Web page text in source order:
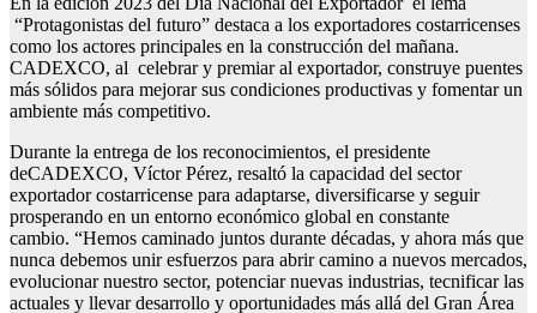
“Protagonistas del futuro” destaca a los exportadores costarricenses
como los actores principales en la construcción del mañana.
CADEXCO, al celebrar y premiar al exportador, construye puentes
más sólidos para mejorar sus condiciones productivas y fomentar un
ambiente más competitivo.
Durante la entrega de los reconocimientos, el presidente
deCADEXCO, Víctor Pérez, resaltó la capacidad del sector
exportador costarricense para adaptarse, diversificarse y seguir
prosperando en un entorno económico global en constante
cambio. “Hemos caminado juntos durante décadas, y ahora más que
nunca debemos unir esfuerzos para abrir camino a nuevos mercados,
evolucionar nuestro sector, potenciar nuevas industrias, tecnificar las
actuales y llevar desarrollo y oportunidades más allá del Gran Área